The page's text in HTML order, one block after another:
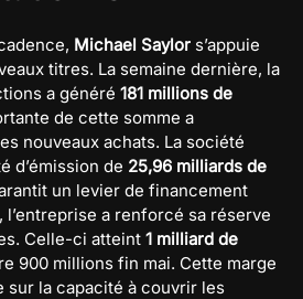
Michael Saylor s’appuie
titres. La semaine dernière, la
a généré 181 millions de
de cette somme a
nouveaux achats. La société
d’émission de 25,96 milliards de
un levier de financement
l’entreprise a renforcé sa réserve
Celle-ci atteint 1 milliard de
900 millions fin mai. Cette marge
la capacité à couvrir les